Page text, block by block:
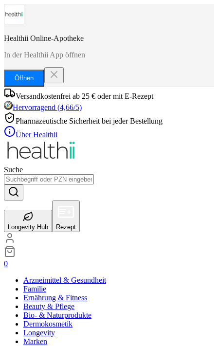
Healthii Online-Apotheke
In der Healthii App öffnen
Öffnen
Versandkostenfrei ab 25 € oder mit E-Rezept
Hervorragend (4,66/5)
Pharmazeutische Sicherheit bei jeder Bestellung
Über Healthii
Suche
Longevity Hub Rezept
0
Arzneimittel & Gesundheit
Familie
Ernährung & Fitness
Beauty & Pflege
Bio- & Naturprodukte
Dermokosmetik
Longevity
Marken